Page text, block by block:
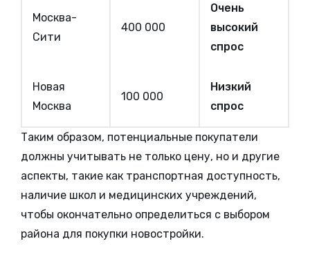
Москва-
Сити
400 000
Очень
высокий
спрос
Новая
Москва
100 000
Низкий
спрос
Таким образом, потенциальные покупатели
должны учитывать не только цену, но и другие
аспекты, такие как транспортная доступность,
наличие школ и медицинских учреждений,
чтобы окончательно определиться с выбором
района для покупки новостройки.